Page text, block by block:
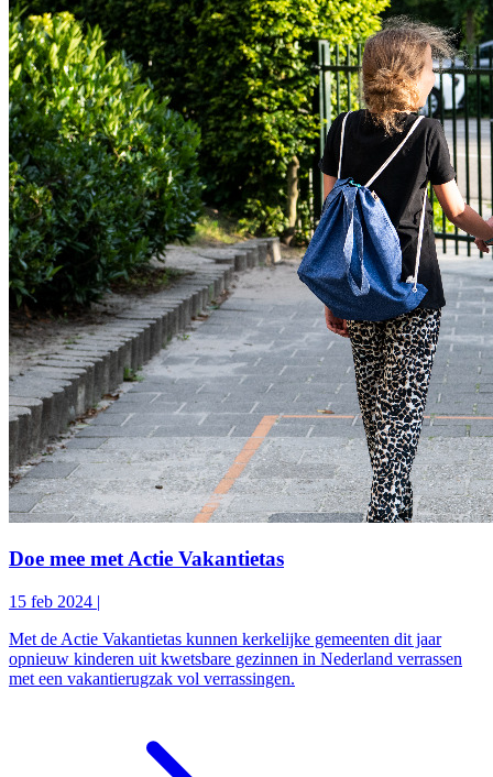
Doe mee met Actie Vakantietas
15 feb 2024 |
Met de Actie Vakantietas kunnen kerkelijke gemeenten dit jaar
opnieuw kinderen uit kwetsbare gezinnen in Nederland verrassen
met een vakantierugzak vol verrassingen.